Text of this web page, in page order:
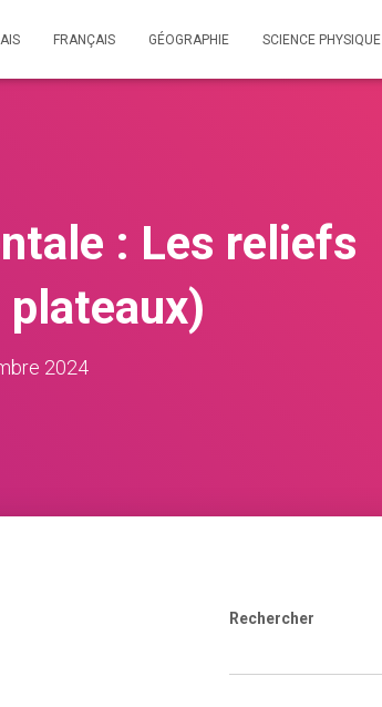
FRANÇAIS GÉOGRAPHIE SCIENCE PHYSIQUE
: Les reliefs
2024
Rechercher